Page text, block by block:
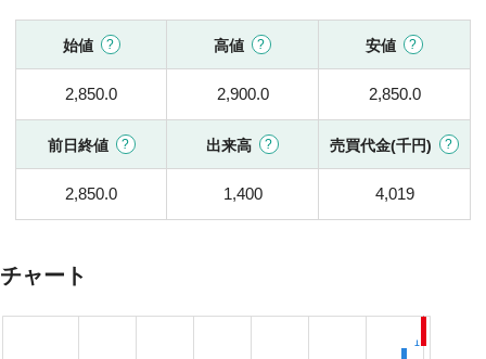
始値 高値 安値
2,850.0 2,900.0 2,850.0
前日終値 出来高 売買代金(千円)
2,850.0 1,400 4,019
チャート